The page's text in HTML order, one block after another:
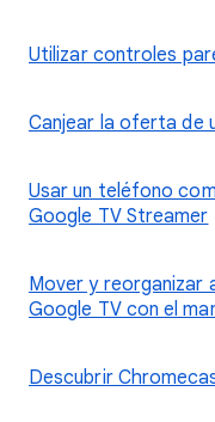
Utilizar controles
Canjear la oferta de
Usar un teléfono
Google TV Streamer
Mover y reorganizar
Google TV con el
Descubrir